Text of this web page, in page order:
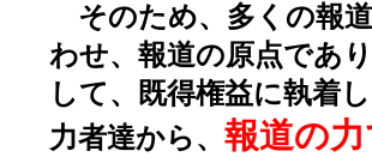
そのため、多くの報
わせ、報道の原点であ
して、既得権益に執着
力者達から、 報道の